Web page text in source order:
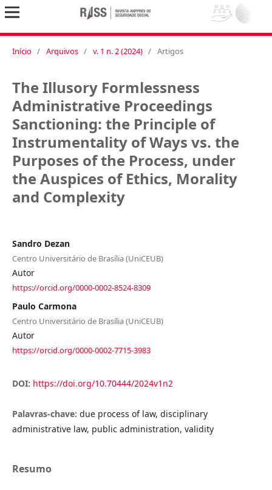
Início / Arquivos / v. 1 n. 2 (2024) / Artigos
The Illusory Formlessness
Administrative Proceedings
Sanctioning: the Principle of
Instrumentality of Ways vs. the
Purposes of the Process, under
the Auspices of Ethics, Morality
and Complexity
Sandro Dezan
Centro Universitário de Brasília (UniCEUB)
Autor
https://orcid.org/0000-0002-8524-8309
Paulo Carmona
Centro Universitário de Brasília (UniCEUB)
Autor
https://orcid.org/0000-0002-7715-3983
DOI: https://doi.org/10.70444/2024v1n2
Palavras-chave: due process of law, disciplinary
administrative law, public administration, validity
Resumo